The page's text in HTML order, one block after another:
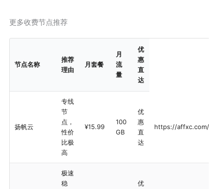
更多收费节点推荐
节点名称
推荐
理由
月套餐
月
流
量
优
惠
直
达
扬帆云
专线
节
点，
性价
比极
高
¥15.99
100
GB
优
惠
直
达
https://affxc.com/
极速
稳
优